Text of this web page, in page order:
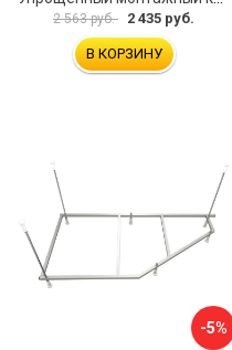
2 563 руб. 2 435 руб.
В КОРЗИНУ
-5%